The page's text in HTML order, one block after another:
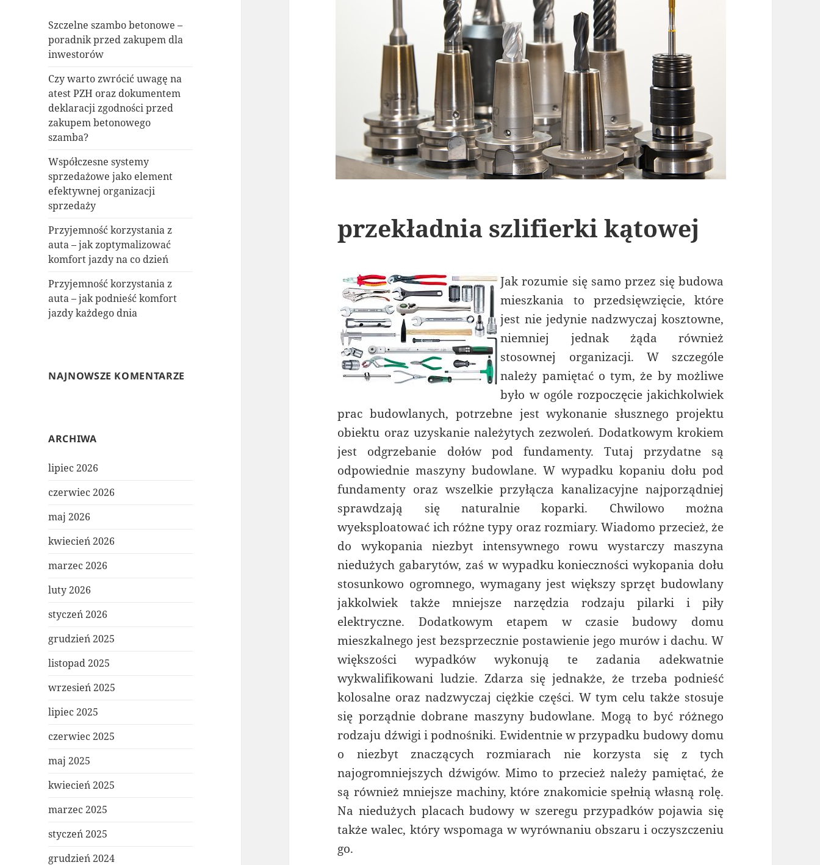
Szczelne szambo betonowe –
poradnik przed zakupem dla
inwestorów
Czy warto zwrócić uwagę na
atest PZH oraz dokumentem
deklaracji zgodności przed
zakupem betonowego
szamba?
Współczesne systemy
sprzedażowe jako element
efektywnej organizacji
sprzedaży
Przyjemność korzystania z
auta – jak zoptymalizować
komfort jazdy na co dzień
Przyjemność korzystania z
auta – jak podnieść komfort
jazdy każdego dnia
NAJNOWSZE KOMENTARZE
ARCHIWA
lipiec 2026
czerwiec 2026
maj 2026
kwiecień 2026
marzec 2026
luty 2026
styczeń 2026
grudzień 2025
listopad 2025
wrzesień 2025
lipiec 2025
czerwiec 2025
maj 2025
kwiecień 2025
marzec 2025
styczeń 2025
grudzień 2024
przekładnia szlifierki kątowej
Jak rozumie się samo przez się budowa
mieszkania to przedsięwzięcie, które
jest nie jedynie nadzwyczaj kosztowne,
niemniej jednak żąda również
stosownej organizacji. W szczególe
należy pamiętać o tym, że by możliwe
było w ogóle rozpoczęcie jakichkolwiek
prac budowlanych, potrzebne jest wykonanie słusznego projektu
obiektu oraz uzyskanie należytych zezwoleń. Dodatkowym krokiem
jest odgrzebanie dołów pod fundamenty. Tutaj przydatne są
odpowiednie maszyny budowlane. W wypadku kopaniu dołu pod
fundamenty oraz wszelkie przyłącza kanalizacyjne najporządniej
sprawdzają się naturalnie koparki. Chwilowo można
wyeksploatować ich różne typy oraz rozmiary. Wiadomo przecież, że
do wykopania niezbyt intensywnego rowu wystarczy maszyna
niedużych gabarytów, zaś w wypadku konieczności wykopania dołu
stosunkowo ogromnego, wymagany jest większy sprzęt budowlany
jakkolwiek także mniejsze narzędzia rodzaju pilarki i piły
elektryczne. Dodatkowym etapem w czasie budowy domu
mieszkalnego jest bezsprzecznie postawienie jego murów i dachu. W
większości wypadków wykonują te zadania adekwatnie
wykwalifikowani ludzie. Zdarza się jednakże, że trzeba podnieść
kolosalne oraz nadzwyczaj ciężkie części. W tym celu także stosuje
się porządnie dobrane maszyny budowlane. Mogą to być różnego
rodzaju dźwigi i podnośniki. Ewidentnie w przypadku budowy domu
o niezbyt znaczących rozmiarach nie korzysta się z tych
najogromniejszych dźwigów. Mimo to przecież należy pamiętać, że
są również mniejsze machiny, które znakomicie spełnią własną rolę.
Na niedużych placach budowy w szeregu przypadków pojawia się
także walec, który wspomaga w wyrównaniu obszaru i oczyszczeniu
go.